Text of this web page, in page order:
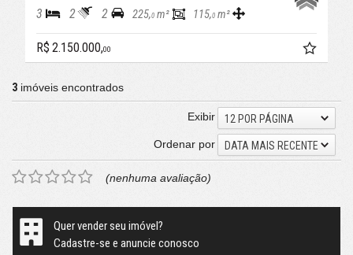
3 2 2 225,0 m² 115,0 m²
R$ 2.150.000,00
3 imóveis encontrados
Exibir
12 POR PÁGINA
Ordenar por
DATA MAIS RECENTE
(nenhuma avaliação)
Quer vender seu imóvel?
Cadastre-se e anuncie conosco